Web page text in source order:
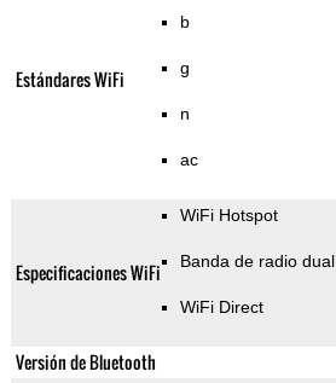
Estándares WiFi
b
g
n
ac
Especificaciones WiFi
WiFi Hotspot
Banda de radio dual
WiFi Direct
Versión de Bluetooth